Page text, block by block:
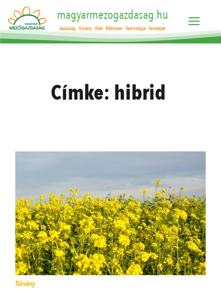
magyarmezogazdasag.hu
Gazdaság Növény Állat Élelmiszer Technológia Természet
Címke: hibrid
Növény